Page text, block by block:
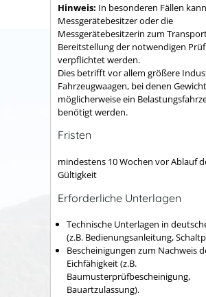
Hinweis: In besonderen Fällen
Messgerätebesitzer oder die
Messgerätebesitzerin zum
Bereitstellung der notwendigen
verpflichtet werden.
Dies betrifft vor allem größere
Fahrzeugwaagen, bei denen
möglicherweise ein
benötigt werden.
Fristen
mindestens 10 Wochen vor Ablauf
Gültigkeit
Erforderliche Unterlagen
Technische Unterlagen in
(z.B. Bedienungsanleitung,
Bescheinigungen zum Nachweis
Eichfähigkeit (z.B.
Baumusterprüfbescheinigung,
Bauartzulassung).